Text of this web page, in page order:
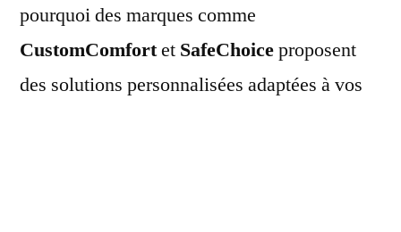
pourquoi des marques comme
CustomComfortet SafeChoiceproposent
des solutions personnalisées adaptées à vos